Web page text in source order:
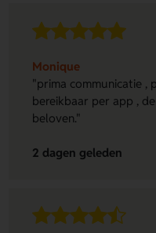
Monique
"prima communicatie ,
bereikbaar per app ,
beloven."
2 dagen geleden